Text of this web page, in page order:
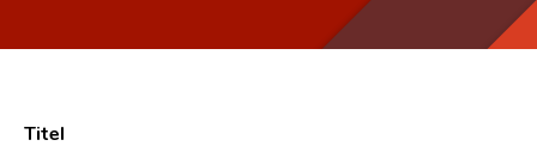
Forschungsgruppe
Titel